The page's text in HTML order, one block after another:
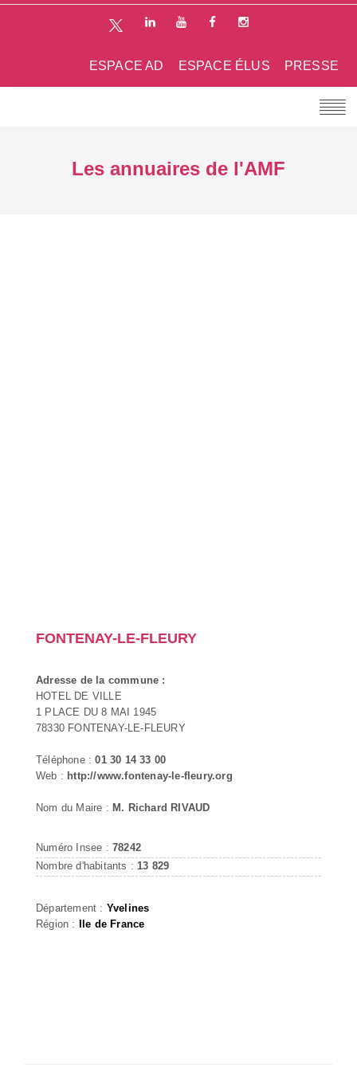
PRESSE
ESPACE ÉLUS
ESPACE AD
Les annuaires de l'AMF
FONTENAY-LE-FLEURY
Adresse de la commune :
HOTEL DE VILLE
1 PLACE DU 8 MAI 1945
78330 FONTENAY-LE-FLEURY
Téléphone :01 30 14 33 00
Web : http://www.fontenay-le-fleury.org
Nom du Maire : M. Richard RIVAUD
Numéro Insee : 78242
Nombre d'habitants : 13 829
Département : Yvelines
Région : Ile de France